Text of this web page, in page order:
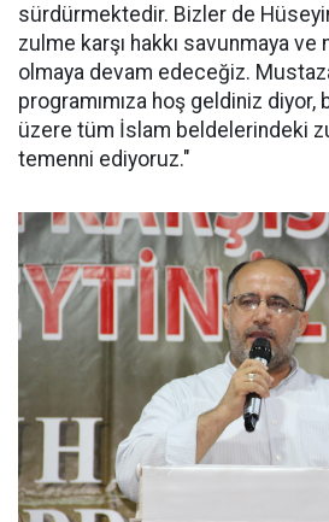
sürdürmektedir. Bizler de
zulme karşı hakkı savunmaya ve
olmaya devam edeceğiz.
programımıza hoş geldiniz diyor,
üzere tüm İslam beldelerindeki
temenni ediyoruz."